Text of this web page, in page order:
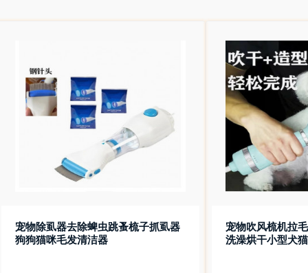
宠物除虱器去除蜱虫跳蚤梳子抓虱器
狗狗猫咪毛发清洁器
宠物吹风梳机拉
洗澡烘干小型犬